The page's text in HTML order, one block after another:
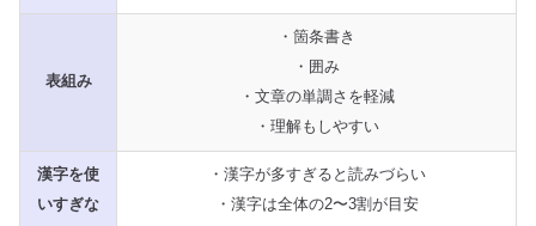
表組み
・箇条書き
・囲み
・文章の単調さを軽減
・理解もしやすい
漢字を使
いすぎな
・漢字が多すぎると読みづらい
・漢字は全体の2〜3割が目安